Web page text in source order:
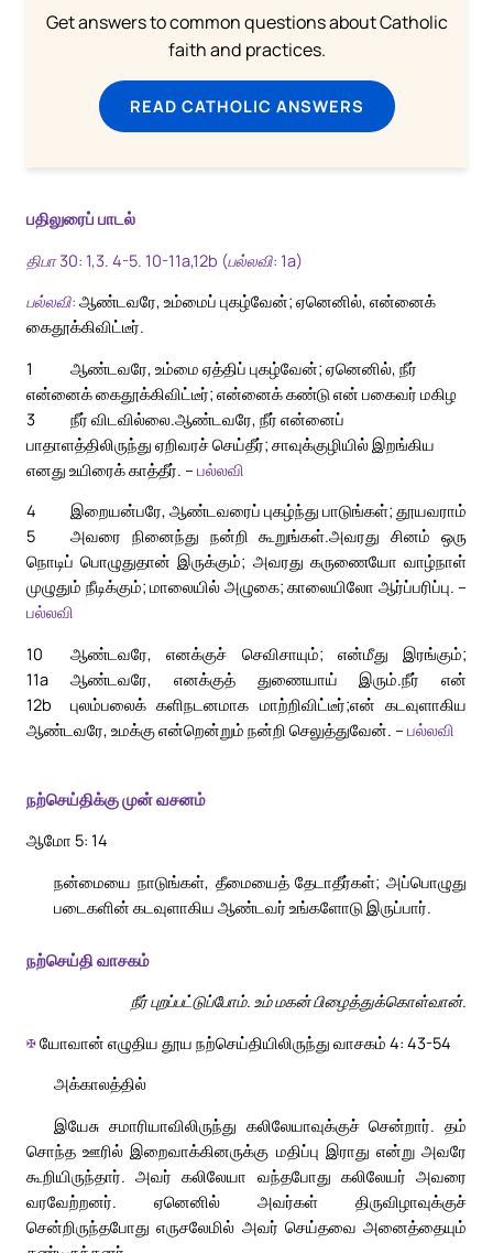
Get answers to common questions about Catholic
faith and practices.
READ CATHOLIC ANSWERS
பதிலுரைப் பாடல்
திபா 30: 1,3. 4-5. 10-11a,12b (பல்லவி: 1a)
பல்லவி: ஆண்டவரே, உம்மைப் புகழ்வேன்; ஏனெனில், என்னைக்
கைதூக்கிவிட்டீர்.
1
ஆண்டவரே, உம்மை ஏத்திப் புகழ்வேன்; ஏனெனில், நீர்
என்னைக் கைதூக்கிவிட்டீர்; என்னைக் கண்டு என் பகைவர் மகிழ
நீர் விடவில்லை.
3
ஆண்டவரே, நீர் என்னைப்
பாதாளத்திலிருந்து ஏறிவரச் செய்தீர்; சாவுக்குழியில் இறங்கிய
எனது உயிரைக் காத்தீர். – பல்லவி
4
இறையன்பரே, ஆண்டவரைப் புகழ்ந்து பாடுங்கள்; தூயவராம்
அவரை நினைந்து நன்றி கூறுங்கள்.
5
அவரது சினம் ஒரு
நொடிப் பொழுதுதான் இருக்கும்; அவரது கருணையோ வாழ்நாள்
முழுதும் நீடிக்கும்; மாலையில் அழுகை; காலையிலோ ஆர்ப்பரிப்பு. –
பல்லவி
10
ஆண்டவரே, எனக்குச் செவிசாயும்; என்மீது இரங்கும்;
ஆண்டவரே, எனக்குத் துணையாய் இரும்.
11a
நீர் என்
புலம்பலைக் களிநடனமாக மாற்றிவிட்டீர்;
12b
என் கடவுளாகிய
ஆண்டவரே, உமக்கு என்றென்றும் நன்றி செலுத்துவேன். – பல்லவி
நற்செய்திக்கு முன் வசனம்
ஆமோ 5: 14
நன்மையை நாடுங்கள், தீமையைத் தேடாதீர்கள்; அப்பொழுது
படைகளின் கடவுளாகிய ஆண்டவர் உங்களோடு இருப்பார்.
நற்செய்தி வாசகம்
நீர் புறப்பட்டுப்போம். உம் மகன் பிழைத்துக்கொள்வான்.
✠யோவான் எழுதிய தூய நற்செய்தியிலிருந்து வாசகம் 4: 43-54
அக்காலத்தில்
இயேசு சமாரியாவிலிருந்து கலிலேயாவுக்குச் சென்றார். தம்
சொந்த ஊரில் இறைவாக்கினருக்கு மதிப்பு இராது என்று அவரே
கூறியிருந்தார். அவர் கலிலேயா வந்தபோது கலிலேயர் அவரை
வரவேற்றனர். ஏனெனில் அவர்கள் திருவிழாவுக்குச்
சென்றிருந்தபோது எருசலேமில் அவர் செய்தவை அனைத்தையும்